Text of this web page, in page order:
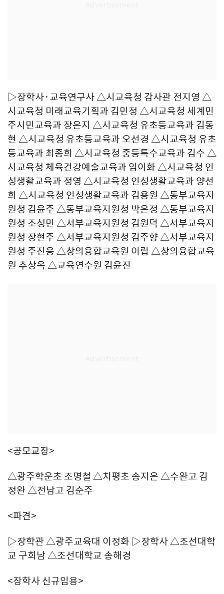
▷장학사·교육연구사 △시교육청 감사관 전지영 △
시교육청 미래교육기획과 김민정 △시교육청 세계민
주시민교육과 장은지 △시교육청 유초등교육과 김동
현 △시교육청 유초등교육과 오선경 △시교육청 유초
등교육과 최종희 △시교육청 중등특수교육과 김수 △
시교육청 체육건강예술교육과 임이화 △시교육청 인
성생활교육과 정영 △시교육청 인성생활교육과 양선
희 △시교육청 인성생활교육과 김용원 △동부교육지
원청 김윤주 △동부교육지원청 박은정 △동부교육지
원청 조성민 △서부교육지원청 김원덕 △서부교육지
원청 장현주 △서부교육지원청 김주향 △서부교육지
원청 주진웅 △창의융합교육원 이립 △창의융합교육
원 추상옥 △교육연수원 김윤진
<공모교장>
△광주학운초 조명철 △치평초 송지은 △수완고 김
정완 △전남고 김순주
<파견>
▷장학관 △광주교육대 이정화 ▷장학사 △조선대학
교 구희남 △조선대학교 송해경
<장학사 신규임용>